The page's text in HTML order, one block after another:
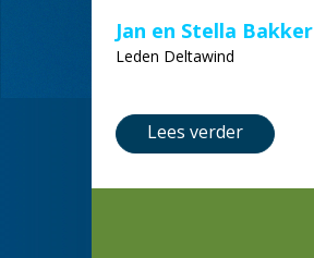
Jan en Stella Bakker
Leden Deltawind
Lees verder